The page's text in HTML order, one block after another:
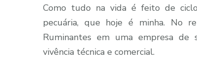
Como tudo na vida é feito de
pecuária, que hoje é minha. No
Ruminantes em uma empresa de
vivência técnica e comercial.